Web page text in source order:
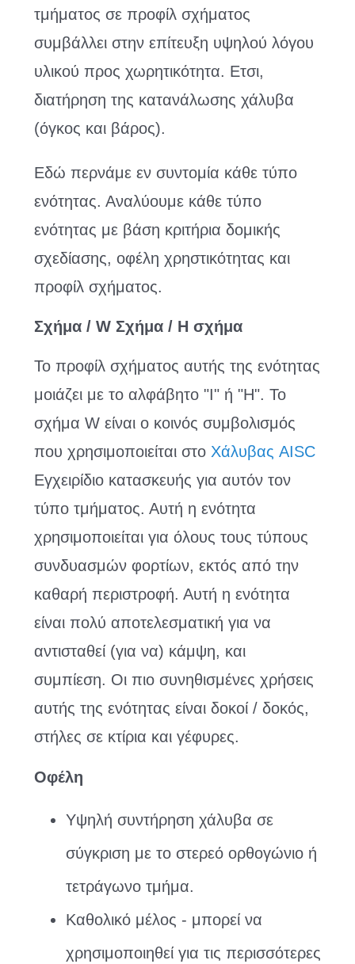
τμήματος σε προφίλ σχήματος
συμβάλλει στην επίτευξη υψηλού λόγου
υλικού προς χωρητικότητα. Ετσι,
διατήρηση της κατανάλωσης χάλυβα
(όγκος και βάρος).
Εδώ περνάμε εν συντομία κάθε τύπο
ενότητας. Αναλύουμε κάθε τύπο
ενότητας με βάση κριτήρια δομικής
σχεδίασης, οφέλη χρηστικότητας και
προφίλ σχήματος.
Σχήμα / W Σχήμα / H σχήμα
Το προφίλ σχήματος αυτής της ενότητας
μοιάζει με το αλφάβητο "I" ή "H". Το
σχήμα W είναι ο κοινός συμβολισμός
που χρησιμοποιείται στο Χάλυβας AISC
Εγχειρίδιο κατασκευής για αυτόν τον
τύπο τμήματος. Αυτή η ενότητα
χρησιμοποιείται για όλους τους τύπους
συνδυασμών φορτίων, εκτός από την
καθαρή περιστροφή. Αυτή η ενότητα
είναι πολύ αποτελεσματική για να
αντισταθεί (για να) κάμψη, και
συμπίεση. Οι πιο συνηθισμένες χρήσεις
αυτής της ενότητας είναι δοκοί / δοκός,
στήλες σε κτίρια και γέφυρες.
Οφέλη
Υψηλή συντήρηση χάλυβα σε
σύγκριση με το στερεό ορθογώνιο ή
τετράγωνο τμήμα.
Καθολικό μέλος - μπορεί να
χρησιμοποιηθεί για τις περισσότερες